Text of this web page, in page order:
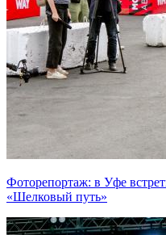
Фоторепортаж: в Уфе
«Шелковый путь»